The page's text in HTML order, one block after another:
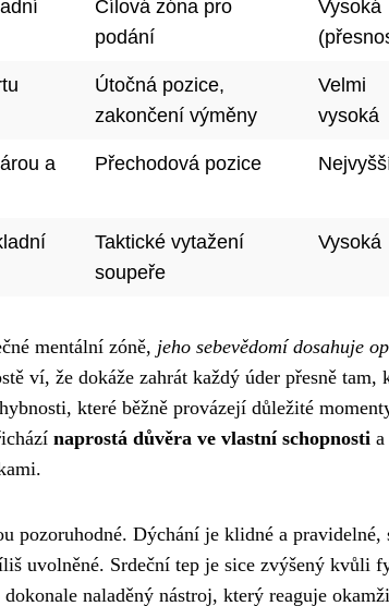
Cílová zóna pro
podání
Vysoká
Útočná pozice,
zakončení výměny
Velmi
vysoká
a
Přechodová pozice
Taktické vytažení
soupeře
Vysoká
mentální zóně, jeho sebevědomí dosahuje
ví, že dokáže zahrát každý úder přesně
které běžně provázejí důležité
naprostá důvěra ve vlastní schopnosti
pozoruhodné. Dýchání je klidné a
uvolněné. Srdeční tep je sice zvýšený kvůli
naladěný nástroj, který reaguje